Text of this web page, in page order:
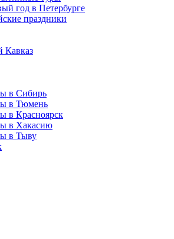
год в Петербурге
праздники
Кавказ
в Сибирь
в Тюмень
в Красноярск
в Хакасию
в Тыву